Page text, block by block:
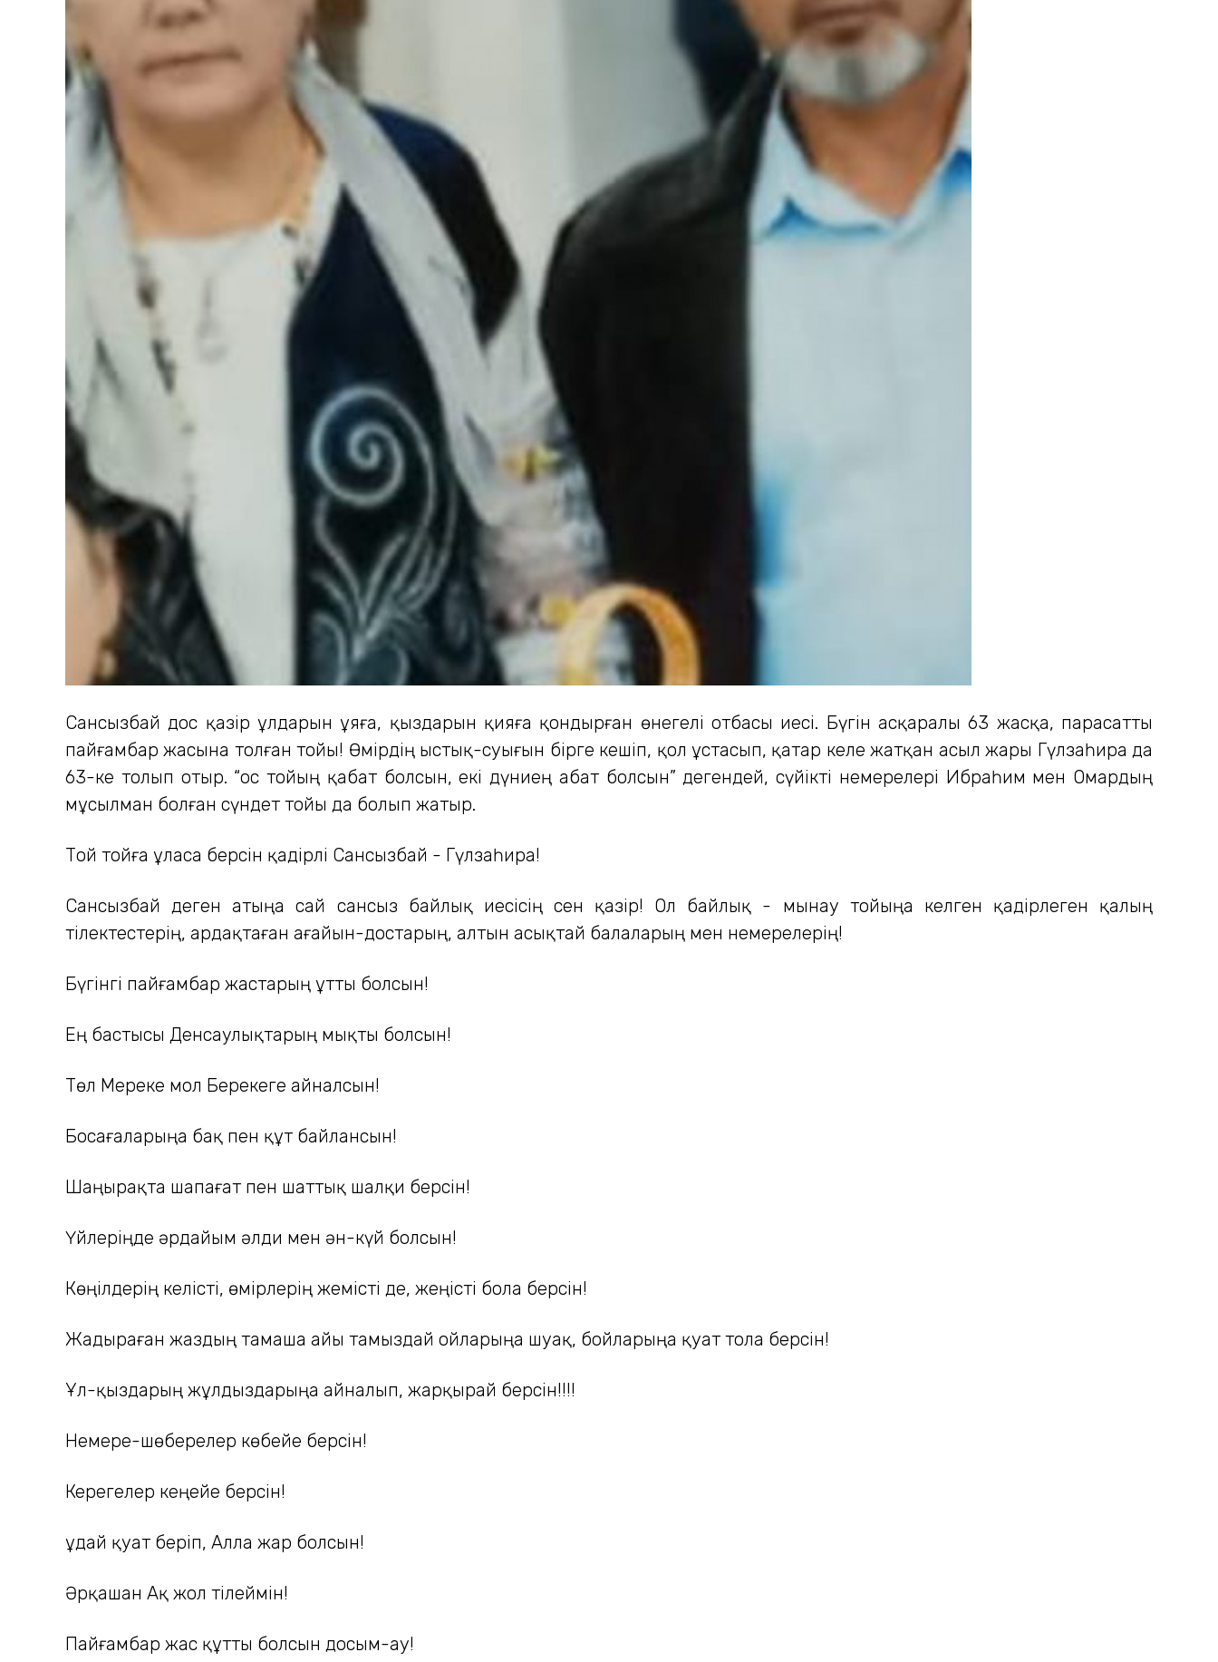
Сансызбай дос қазір ұлдарын ұяға, қыздарын қияға қондырған өнегелі отбасы иесі. Бүгін асқаралы 63 жасқа, парасатты
пайғамбар жасына толған тойы! Өмірдің ыстық-суығын бірге кешіп, қол ұстасып, қатар келе жатқан асыл жары Гүлзаһира да
63-ке толып отыр. “Қос тойың қабат болсын, екі дүниең абат болсын” дегендей, сүйікті немерелері Ибраһим мен Омардың
мұсылман болған сүндет тойы да болып жатыр.
Той тойға ұласа берсін қадірлі Сансызбай - Гүлзаһира!
Сансызбай деген атыңа сай сансыз байлық иесісің сен қазір! Ол байлық - мынау тойыңа келген қадірлеген қалың
тілектестерің, ардақтаған ағайын-достарың, алтын асықтай балаларың мен немерелерің!
Бүгінгі пайғамбар жастарың Құтты болсын!
Ең бастысы Денсаулықтарың мықты болсын!
Төл Мереке мол Берекеге айналсын!
Босағаларыңа бақ пен құт байлансын!
Шаңырақта шапағат пен шаттық шалқи берсін!
Үйлеріңде әрдайым әлди мен ән-күй болсын!
Көңілдерің келісті, өмірлерің жемісті де, жеңісті бола берсін!
Жадыраған жаздың тамаша айы тамыздай ойларыңа шуақ, бойларыңа қуат тола берсін!
Ұл-қыздарың жұлдыздарыңа айналып, жарқырай берсін!!!!
Немере-шөберелер көбейе берсін!
Керегелер кеңейе берсін!
Құдай қуат беріп, Алла жар болсын!
Әрқашан Ақ жол тілеймін!
Пайғамбар жас құтты болсын досым-ау!